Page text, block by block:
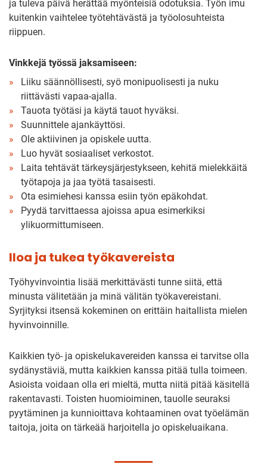
ja tuleva päivä herättää myönteisiä odotuksia. Työn imu
kuitenkin vaihtelee työtehtävästä ja työolosuhteista
riippuen.
Vinkkejä työssä jaksamiseen:
Liiku säännöllisesti, syö monipuolisesti ja nuku
riittävästi vapaa-ajalla.
Tauota työtäsi ja käytä tauot hyväksi.
Suunnittele ajankäyttösi.
Ole aktiivinen ja opiskele uutta.
Luo hyvät sosiaaliset verkostot.
Laita tehtävät tärkeysjärjestykseen, kehitä mielekkäitä
työtapoja ja jaa työtä tasaisesti.
Ota esimiehesi kanssa esiin työn epäkohdat.
Pyydä tarvittaessa ajoissa apua esimerkiksi
ylikuormittumiseen.
Iloa ja tukea työkavereista
Työhyvinvointia lisää merkittävästi tunne siitä, että
minusta välitetään ja minä välitän työkavereistani.
Syrjityksi itsensä kokeminen on erittäin haitallista mielen
hyvinvoinnille.
Kaikkien työ- ja opiskelukavereiden kanssa ei tarvitse olla
sydänystäviä, mutta kaikkien kanssa pitää tulla toimeen.
Asioista voidaan olla eri mieltä, mutta niitä pitää käsitellä
rakentavasti. Toisten huomioiminen, tauolle seuraksi
pyytäminen ja kunnioittava kohtaaminen ovat työelämän
taitoja, joita on tärkeää harjoitella jo opiskeluaikana.